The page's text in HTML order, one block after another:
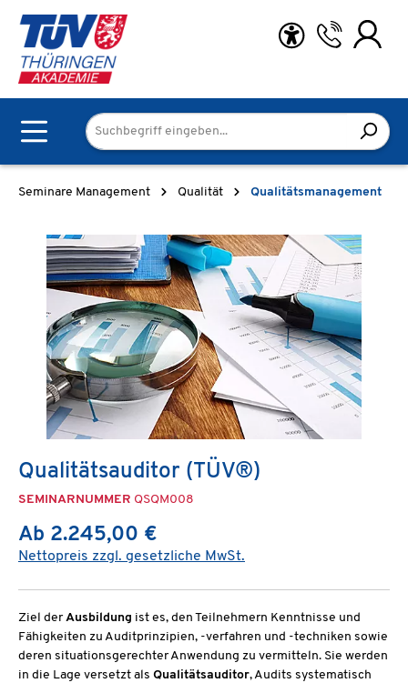
Zum Hauptinhalt springen
Seminare Management Qualität Qualitätsmanagement
Bildergalerie überspringen
Qualitätsauditor (TÜV®)
SEMINARNUMMER QSQM008
Ab 2.245,00 €
Nettopreis zzgl. gesetzliche MwSt.
Ziel derAusbildung ist es, den Teilnehmern Kenntnisse und
Fähigkeiten zu Auditprinzipien, -verfahren und -techniken sowie
deren situationsgerechter Anwendung zu vermitteln. Sie werden
in die Lage versetzt als Qualitätsauditor, Audits systematisch